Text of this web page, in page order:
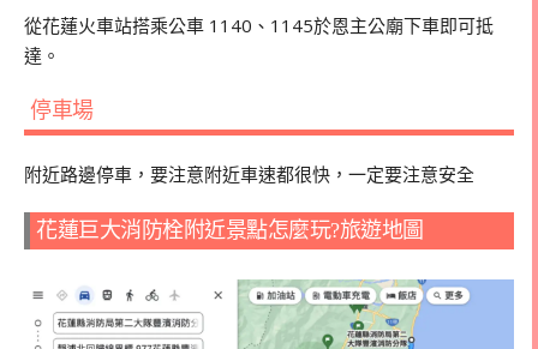
從花蓮火車站搭乘公車 1140、1145於恩主公廟下車即可抵
達。
停車場
附近路邊停車，要注意附近車速都很快，一定要注意安全
花蓮巨大消防栓附近景點怎麼玩?旅遊地圖